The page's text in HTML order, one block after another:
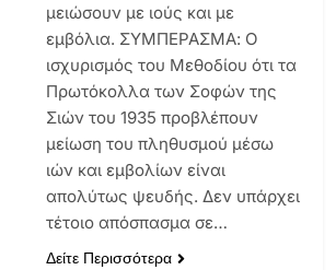
μειώσουν με ιούς και με
εμβόλια. ΣΥΜΠΕΡΑΣΜΑ: Ο
ισχυρισμός του Μεθοδίου ότι τα
Πρωτόκολλα των Σοφών της
Σιών του 1935 προβλέπουν
μείωση του πληθυσμού μέσω
ιών και εμβολίων είναι
απολύτως ψευδής. Δεν υπάρχει
τέτοιο απόσπασμα σε…
Δείτε Περισσότερα